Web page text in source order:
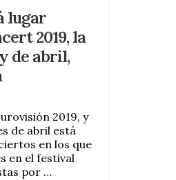
lugar
2019, la
de abril,
2019, y
de abril está
en los que
en el festival
por …